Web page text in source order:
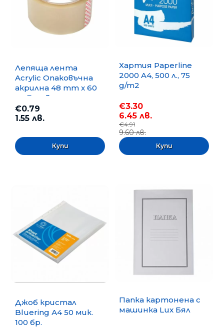
Лепяща лента
Acrylic Опаковъчна
акрилна 48 mm x 60
m, Безцветна
€0.79
1.55 лв.
Хартия Paperline
2000 A4, 500 л., 75
g/m2
€3.30
6.45 лв.
€4.91
9.60 лв.
Джоб кристал
Bluering А4 50 мик.
100 бр.
Папка картонена с
машинка Lux Бял